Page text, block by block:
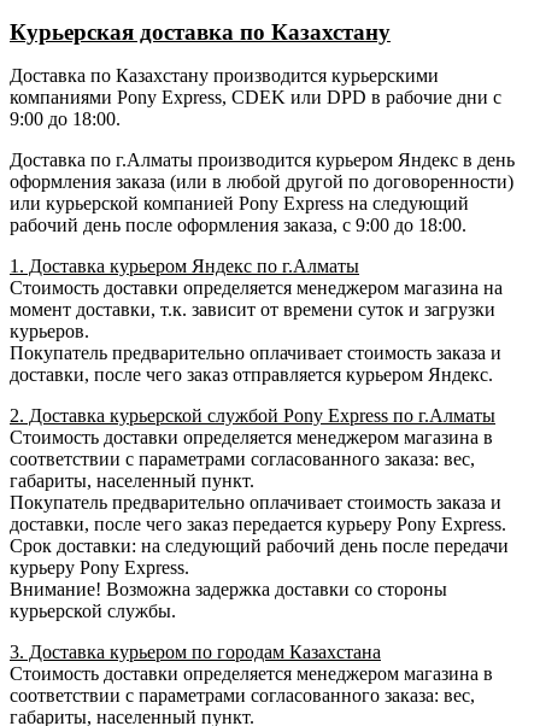
Курьерская доставка по Казахстану
Доставка по Казахстану производится курьерскими
компаниями Pony Express, CDEK или DPD в рабочие дни с
9:00 до 18:00.
Доставка по г.Алматы производится курьером Яндекс в день
оформления заказа (или в любой другой по договоренности)
или курьерской компанией Pony Express на следующий
рабочий день после оформления заказа, с 9:00 до 18:00.
1. Доставка курьером Яндекс по г.Алматы
Стоимость доставки определяется менеджером магазина на
момент доставки, т.к. зависит от времени суток и загрузки
курьеров.
Покупатель предварительно оплачивает стоимость заказа и
доставки, после чего заказ отправляется курьером Яндекс.
2. Доставка курьерской службой Pony Express по г.Алматы
Стоимость доставки определяется менеджером магазина в
соответствии с параметрами согласованного заказа: вес,
габариты, населенный пункт.
Покупатель предварительно оплачивает стоимость заказа и
доставки, после чего заказ передается курьеру Pony Express.
Срок доставки: на следующий рабочий день после передачи
курьеру Pony Express.
Внимание! Возможна задержка доставки со стороны
курьерской службы.
3. Доставка курьером по городам Казахстана
Стоимость доставки определяется менеджером магазина в
соответствии с параметрами согласованного заказа: вес,
габариты, населенный пункт.